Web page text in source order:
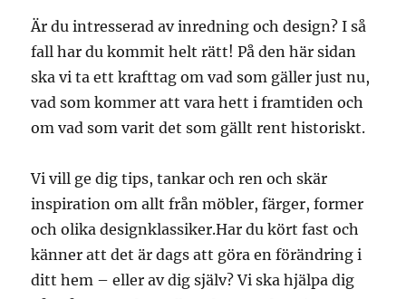
Är du intresserad av inredning och design? I så
fall har du kommit helt rätt! På den här sidan
ska vi ta ett krafttag om vad som gäller just nu,
vad som kommer att vara hett i framtiden och
om vad som varit det som gällt rent historiskt.
Vi vill ge dig tips, tankar och ren och skär
inspiration om allt från möbler, färger, former
och olika designklassiker.Har du kört fast och
känner att det är dags att göra en förändring i
ditt hem – eller av dig själv? Vi ska hjälpa dig